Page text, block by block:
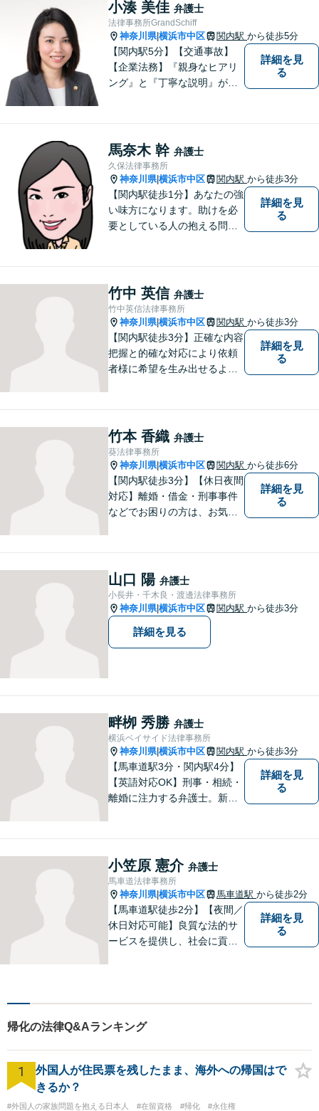
小湊 美佳 弁護士
法律事務所GrandSchiff
神奈川県|横浜市中区 関内駅 から徒歩5分
【関内駅5分】【交通事故】
【企業法務】『親身なヒアリ
ング』と『丁寧な説明』がモ
頼者様が安心して将来を過ご
せるようになるための支援を
いたします。
詳細を見
る
馬奈木 幹 弁護士
久保法律事務所
神奈川県|横浜市中区 関内駅 から徒歩3分
【関内駅徒歩1分】あなたの強
い味方になります。助けを必
要としている人の抱える問題
でいます。ぜひお気軽にご相
談ください。
詳細を見
る
竹中 英信 弁護士
竹中英信法律事務所
神奈川県|横浜市中区 関内駅 から徒歩3分
【関内駅徒歩3分】正確な内容
把握と的確な対応により依頼
者様に希望を生み出せるよう
詳細を見
る
竹本 香織 弁護士
葵法律事務所
神奈川県|横浜市中区 関内駅 から徒歩6分
【関内駅徒歩3分】【休日夜間
対応】離婚・借金・刑事事件
などでお困りの方は、お気軽
詳細を見
る
山口 陽 弁護士
小長井・千木良・渡邊法律事務所
神奈川県|横浜市中区 関内駅 から徒歩3分
詳細を見る
畔栁 秀勝 弁護士
横浜ベイサイド法律事務所
神奈川県|横浜市中区 関内駅 から徒歩3分
【馬車道駅3分・関内駅4分】
【英語対応OK】刑事・相続・
離婚に注力する弁護士。新し
談ください！【事業会社勤務
経験あり・社労士資格】
詳細を見
る
小笠原 憲介 弁護士
馬車道法律事務所
神奈川県|横浜市中区 馬車道駅 から徒歩2分
【馬車道駅徒歩2分】【夜間／
休日対応可能】良質な法的サ
ービスを提供し、社会に貢献
など、幅広く対応可能。【地
域に根ざした弁護士】どうぞ
ご相談ください。
詳細を見
る
帰化の法律Q&Aランキング
1
外国人が住民票を残したまま、海外への帰国はで
きるか？
#外国人の家族問題を抱える日本人 #在留資格 #帰化
#永住権